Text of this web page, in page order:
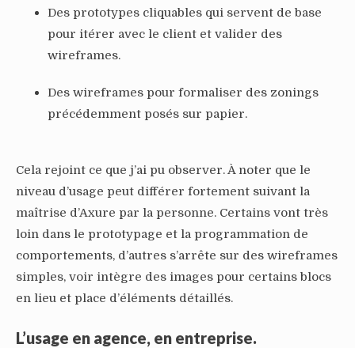
Des prototypes cliquables qui servent de base
pour itérer avec le client et valider des
wireframes.
Des wireframes pour formaliser des zonings
précédemment posés sur papier.
Cela rejoint ce que j’ai pu observer. À noter que le
niveau d’usage peut différer fortement suivant la
maîtrise d’Axure par la personne. Certains vont très
loin dans le prototypage et la programmation de
comportements, d’autres s’arrête sur des wireframes
simples, voir intègre des images pour certains blocs
en lieu et place d’éléments détaillés.
L’usage en agence, en entreprise.